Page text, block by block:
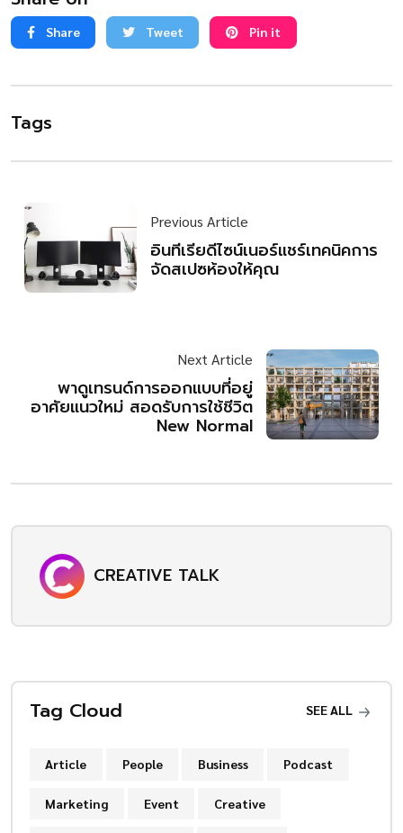
Share Tweet Pin it
Tags
Previous Article
อินทีเรียดีไซน์เนอร์แชร์เทคนิคการ
จัดสเปซห้องให้คุณ
Next Article
พาดูเทรนด์การออกแบบที่อยู่
อาศัยแนวใหม่ สอดรับการใช้ชีวิต
New Normal
CREATIVE TALK
Tag Cloud SEE ALL
Article People Business Podcast
Marketing Event Creative